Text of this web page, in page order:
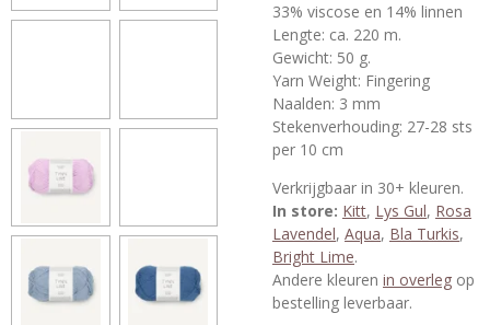
33% viscose en 14% linnen
Lengte: ca. 220 m.
Gewicht: 50 g.
Yarn Weight: Fingering
Naalden: 3 mm
Stekenverhouding: 27-28 sts
per 10 cm
Verkrijgbaar in 30+ kleuren.
In store: Kitt, Lys Gul, Rosa
Lavendel, Aqua, Bla Turkis,
Bright Lime.
Andere kleuren in overleg op
bestelling leverbaar.